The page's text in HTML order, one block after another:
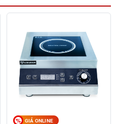
GIÁ ONLINE